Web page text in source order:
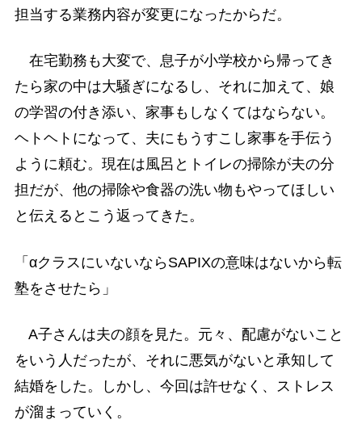
担当する業務内容が変更になったからだ。
在宅勤務も大変で、息子が小学校から帰ってき
たら家の中は大騒ぎになるし、それに加えて、娘
の学習の付き添い、家事もしなくてはならない。
ヘトヘトになって、夫にもうすこし家事を手伝う
ように頼む。現在は風呂とトイレの掃除が夫の分
担だが、他の掃除や食器の洗い物もやってほしい
と伝えるとこう返ってきた。
「αクラスにいないならSAPIXの意味はないから転
塾をさせたら」
A子さんは夫の顔を見た。元々、配慮がないこと
をいう人だったが、それに悪気がないと承知して
結婚をした。しかし、今回は許せなく、ストレス
が溜まっていく。